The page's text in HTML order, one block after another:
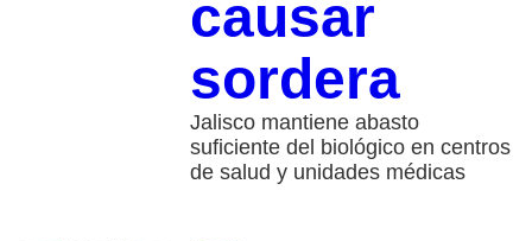
causar
sordera
Jalisco mantiene abasto
suficiente del biológico en centros
de salud y unidades médicas